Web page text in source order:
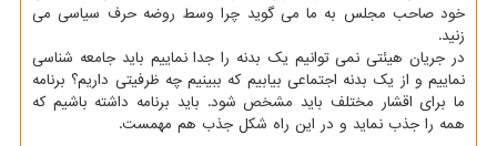
خود صاحب مجلس به ما می گوید چرا وسط روضه حرف سیاسی می
زنید.
در جریان هیئتی نمی توانیم یک بدنه را جدا نماییم باید جامعه شناسی
نماییم و از یک بدنه اجتماعی بیابیم که ببینیم چه ظرفیتی داریم؟ برنامه
ما برای اقشار مختلف باید مشخص شود. باید برنامه داشته باشیم که
همه را جذب نماید و در این راه شکل جذب هم مهمست.